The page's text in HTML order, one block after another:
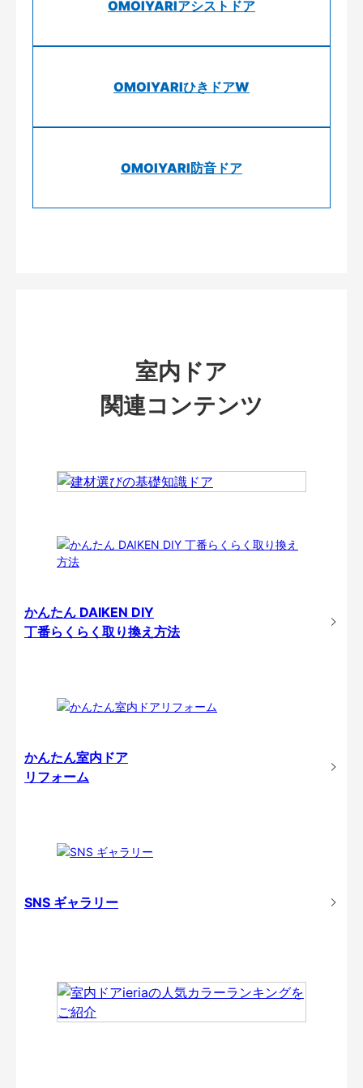
OMOIYARIアシストドア
OMOIYARIひきドアW
OMOIYARI防音ドア
室内ドア
関連コンテンツ
かんたん DAIKEN DIY
丁番らくらく取り換え方法
かんたん室内ドア
リフォーム
SNS ギャラリー